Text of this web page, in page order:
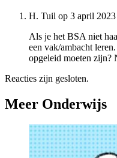
H. Tuil op 3 april
Als je het BSA niet
een vak/ambacht
opgeleid moeten zijn?
Reacties zijn gesloten.
Meer Onderwijs